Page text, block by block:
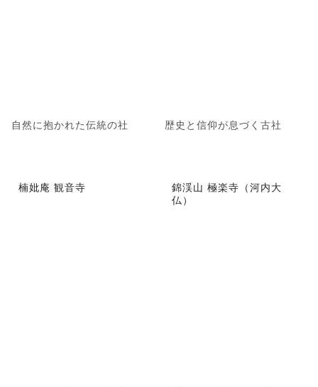
自然に抱かれた伝統の社 歴史と信仰が息づく古社
楠妣庵 観音寺
錦渓山 極楽寺（河内大
仏）